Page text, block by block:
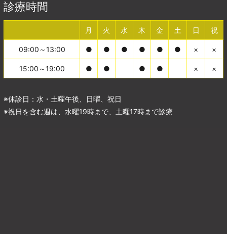
診療時間
月 火 水 木 金 土 日 祝
09:00～13:00 ● ● ● ● ● ● × ×
15:00～19:00 ● ● ● ● × ×
※休診日：水・土曜午後、日曜、祝日
※祝日を含む週は、水曜19時まで、土曜17時まで診療